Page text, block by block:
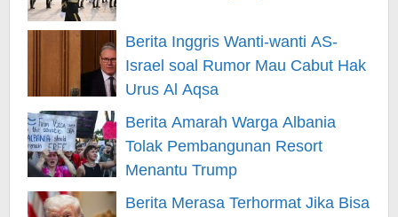
Berita Inggris Wanti-wanti AS-
Israel soal Rumor Mau Cabut Hak
Urus Al Aqsa
Berita Amarah Warga Albania
Tolak Pembangunan Resort
Menantu Trump
Berita Merasa Terhormat Jika Bisa